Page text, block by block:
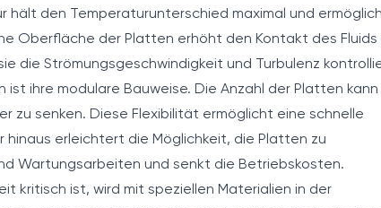
den Temperaturunterschied maximal und
Oberfläche der Platten erhöht den Kontakt des Fluids
die Strömungsgeschwindigkeit und Turbulenz
ihre modulare Bauweise. Die Anzahl der Platten kann
zu senken. Diese Flexibilität ermöglicht eine schnelle
erleichtert die Möglichkeit, die Platten zu
Wartungsarbeiten und senkt die Betriebskosten.
kritisch ist, wird mit speziellen Materialien in der